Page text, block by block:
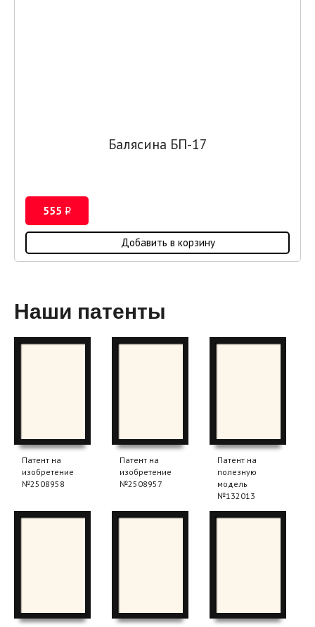
Балясина БП-17
555 i
Добавить в корзину
Наши патенты
Патент на
изобретение
№2508958
Патент на
изобретение
№2508957
Патент на
полезную
модель
№132013